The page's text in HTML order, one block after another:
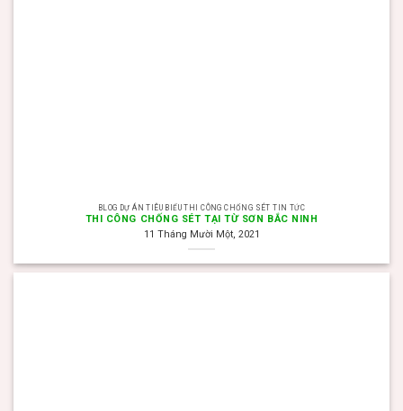
BLOG DỰ ÁN TIÊU BIỂU THI CÔNG CHỐNG SÉT TIN TỨC
THI CÔNG CHỐNG SÉT TẠI TỪ SƠN BẮC NINH
11 Tháng Mười Một, 2021